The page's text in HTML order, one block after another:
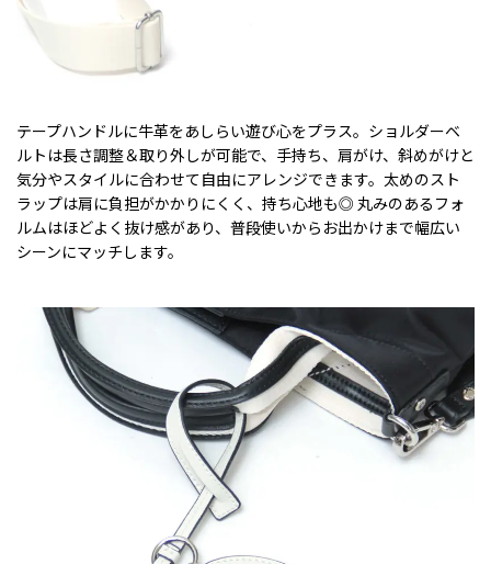
テープハンドルに牛革をあしらい遊び心をプラス。ショルダーベ
ルトは長さ調整＆取り外しが可能で、手持ち、肩がけ、斜めがけと
気分やスタイルに合わせて自由にアレンジできます。太めのスト
ラップは肩に負担がかかりにくく、持ち心地も◎ 丸みのあるフォ
ルムはほどよく抜け感があり、普段使いからお出かけまで幅広い
シーンにマッチします。